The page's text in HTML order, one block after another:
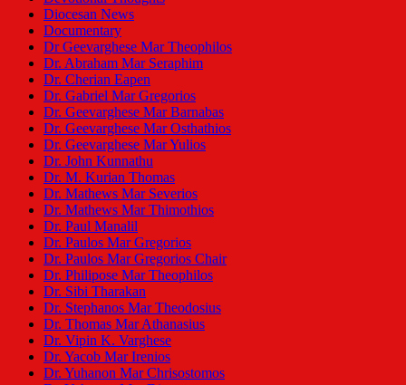
Diocesan News
Documentary
Dr Geevarghese Mar Theophilos
Dr. Abraham Mar Seraphim
Dr. Cherian Eapen
Dr. Gabriel Mar Gregorios
Dr. Geevarghese Mar Barnabas
Dr. Geevarghese Mar Osthathios
Dr. Geevarghese Mar Yulios
Dr. John Kunnathu
Dr. M. Kurian Thomas
Dr. Mathews Mar Severios
Dr. Mathews Mar Thimothios
Dr. Paul Manalil
Dr. Paulos Mar Gregorios
Dr. Paulos Mar Gregorios Chair
Dr. Philipose Mar Theophilos
Dr. Sibi Tharakan
Dr. Stephanos Mar Theodosius
Dr. Thomas Mar Athanasius
Dr. Vipin K. Varghese
Dr. Yacob Mar Irenios
Dr. Yuhanon Mar Chrisostomos